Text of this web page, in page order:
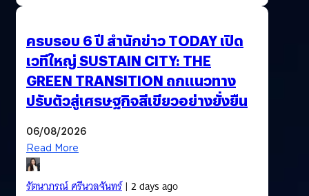
ครบรอบ 6 ปี สำนักข่าว TODAY เปิด
เวทีใหญ่ SUSTAIN CITY: THE
GREEN TRANSITION ถกแนวทาง
ปรับตัวสู่เศรษฐกิจสีเขียวอย่างยั่งยืน
06/08/2026
Read More
รัตนาภรณ์ ศรีนวลจันทร์| 2 days ago